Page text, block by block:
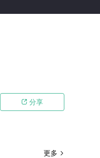
 分享
更多 